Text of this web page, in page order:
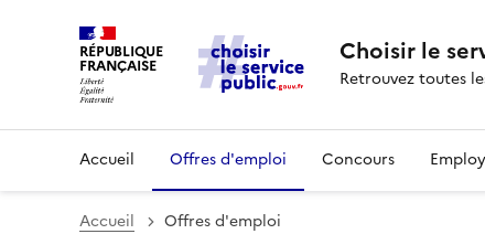
RÉPUBLIQUE
FRANÇAISE Choisir le
Retrouvez toutes
Accueil Offres d'emploi Concours
Accueil Offres d'emploi